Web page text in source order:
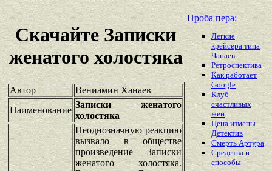
Скачайте Записки
женатого холостяка
Автор
Вениамин Ханаев
Наименование
Записки женатого
холостяка
Неоднозначную реакцию
вызвало в обществе
произведение Записки
женатого холостяка.
Проба пера:
Легкие
крейсера типа
Чапаев
Ретроспектива
Как работает
Google
Клуб
счастливых
жен
Цена измены.
Детектив
Смерть Артура
Средства и
способы